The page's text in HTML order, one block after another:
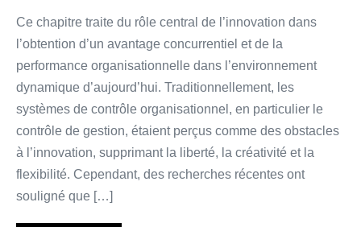
Ce chapitre traite du rôle central de l’innovation dans
l’obtention d’un avantage concurrentiel et de la
performance organisationnelle dans l’environnement
dynamique d’aujourd’hui. Traditionnellement, les
systèmes de contrôle organisationnel, en particulier le
contrôle de gestion, étaient perçus comme des obstacles
à l’innovation, supprimant la liberté, la créativité et la
flexibilité. Cependant, des recherches récentes ont
souligné que […]